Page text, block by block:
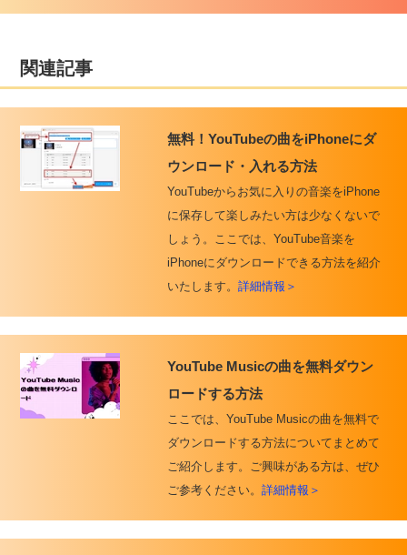
関連記事
無料！YouTubeの曲をiPhoneにダ
ウンロード・入れる方法
YouTubeからお気に入りの音楽をiPhone
に保存して楽しみたい方は少なくないで
しょう。ここでは、YouTube音楽を
iPhoneにダウンロードできる方法を紹介
いたします。 詳細情報＞
YouTube Musicの曲を無料ダウン
ロードする方法
ここでは、YouTube Musicの曲を無料で
ダウンロードする方法についてまとめて
ご紹介します。ご興味がある方は、ぜひ
ご参考ください。 詳細情報＞